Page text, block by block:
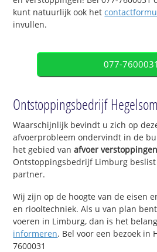
kunt natuurlijk ook het
invullen.
077-7600031
Ontstoppingsbedrijf Hegelsom
Waarschijnlijk bevindt u zich op
afvoerprobleem ondervindt in de
het gebied vanafvoer
Ontstoppingsbedrijf Limburg beslist
partner.
Wij zijn op de hoogte van de eisen
en riooltechniek. Als u van plan
voeren in Limburg, dan is het
informeren. Bel voor een bezoek in
7600031